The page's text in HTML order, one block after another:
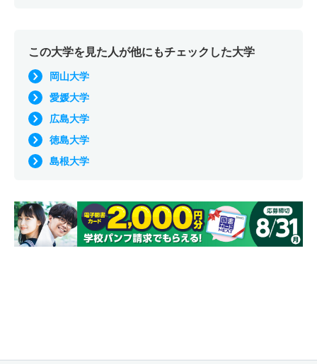
この大学を見た人が他にもチェックした大学
岡山大学
愛媛大学
広島大学
徳島大学
島根大学